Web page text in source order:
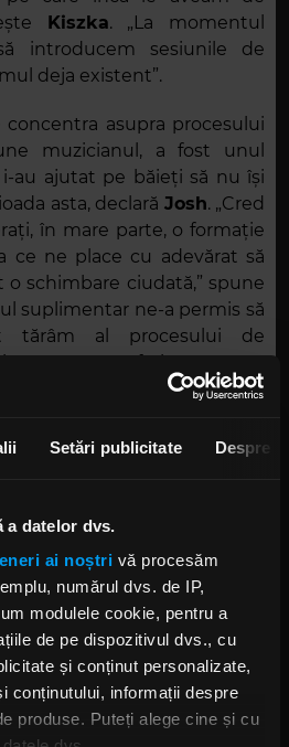
Setări publicitate Despre
a datelor dvs.
ai noștri vă procesăm
numărul dvs. de IP,
modulele cookie, pentru a
de pe dispozitivul dvs., cu
și conținut personalizate,
conținutului, informații despre
produse. Puteți alege cine și cu
Kiszka. „La momentul
introducem sesiunile de
deja existent”.
concentra asupra procesului
muzicianul, a fost unul
au ajutat pe băieți să nu își
asta, declară Josh. „Cred
în mare parte, o formație
ce ne place cu adevărat să
o schimbare ciudată,” spune
suplimentar ne-a permis să
tărâm al procesului de
ne-a oferit șansa să
mai adânc”.
deja o nouă piesă zilele
poate fi ascultată mai